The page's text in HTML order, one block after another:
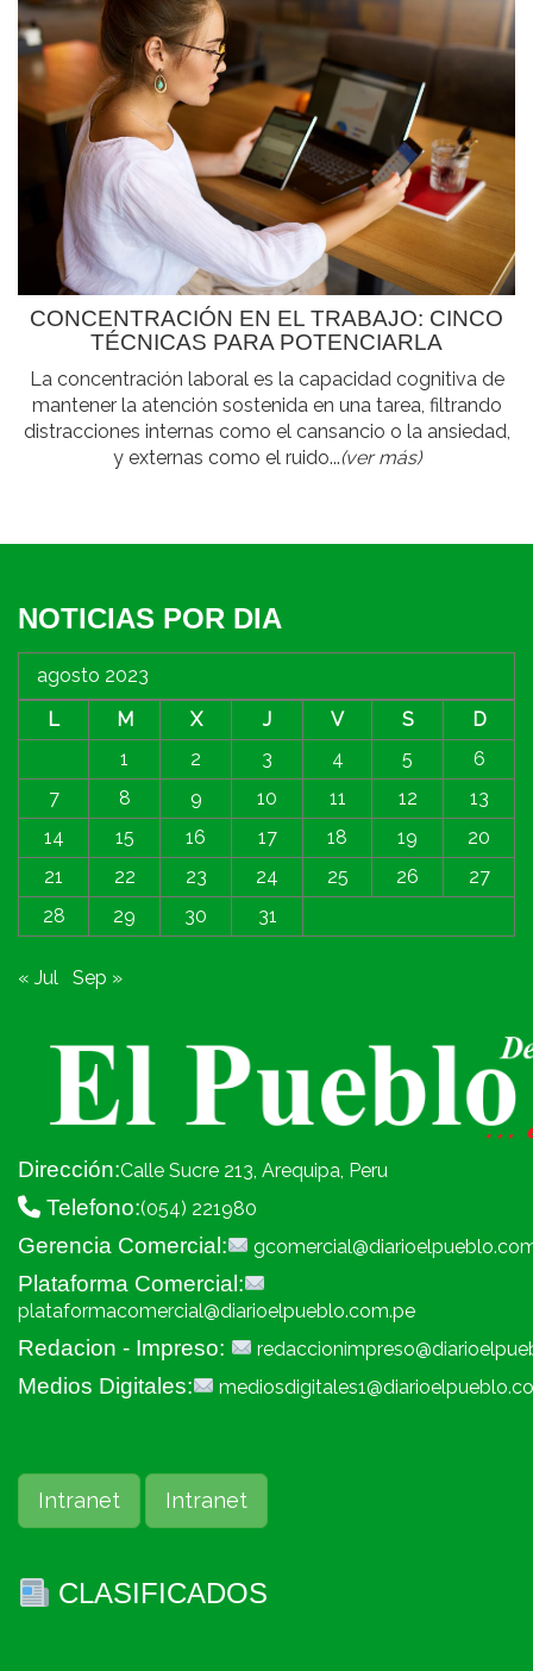
CONCENTRACIÓN EN EL TRABAJO: CINCO
TÉCNICAS PARA POTENCIARLA
La concentración laboral es la capacidad cognitiva de
mantener la atención sostenida en una tarea, filtrando
distracciones internas como el cansancio o la ansiedad,
y externas como el ruido...(ver más)
NOTICIAS POR DIA
agosto 2023
L
M X J V S
D
1
2 3 4 5
6
7
8 9 10 11 12
13
14
15 16 17 18 19
20
21
22 23 24 25 26
27
28
29 30 31
« Jul Sep »
Dirección:Calle Sucre 213, Arequipa, Peru
Telefono:(054) 221980
Gerencia Comercial:
Plataforma Comercial:
plataformacomercial@diarioelpueblo.com.pe
Redacion - Impreso:
Medios Digitales:
Intranet Intranet
CLASIFICADOS